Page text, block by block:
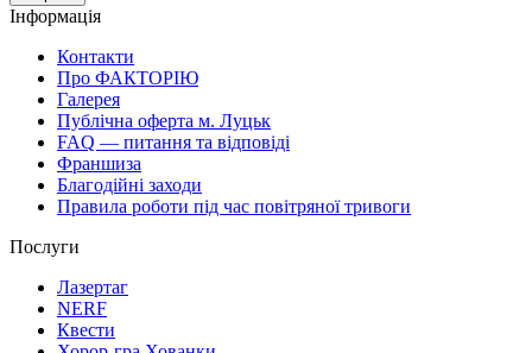
Інформація
Контакти
Про ФАКТОРІЮ
Галерея
Публічна оферта м. Луцьк
FAQ — питання та відповіді
Франшиза
Благодійні заходи
Правила роботи під час повітряної тривоги
Послуги
Лазертаг
NERF
Квести